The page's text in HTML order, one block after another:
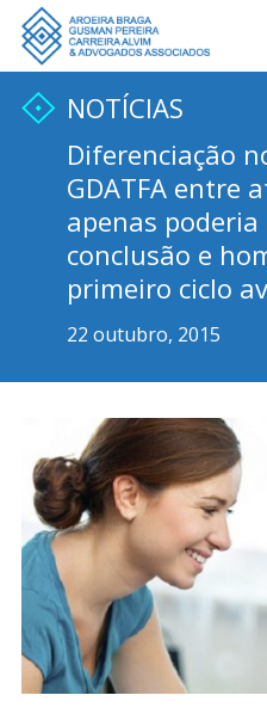
NOTÍCIAS
Diferenciação
GDATFA entre
apenas
conclusão e
primeiro ciclo
22 outubro, 2015